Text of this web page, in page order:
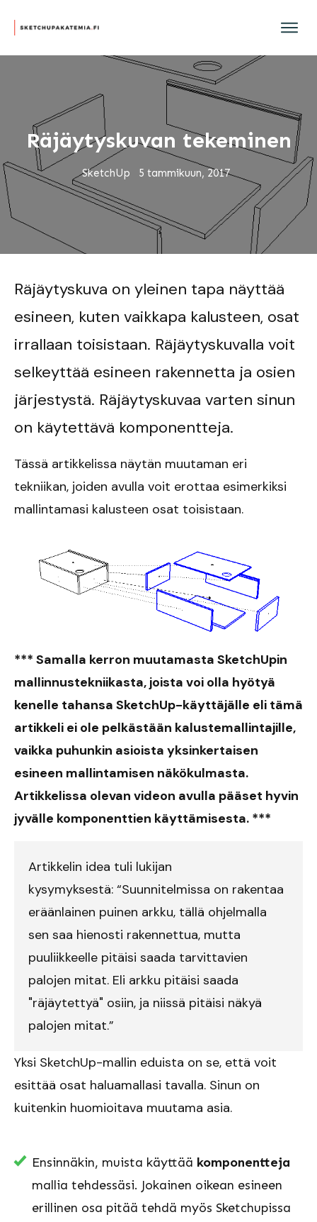
Räjäytyskuvan tekeminen
SketchUp 5 tammikuun, 2017
Räjäytyskuva on yleinen tapa näyttää
esineen, kuten vaikkapa kalusteen, osat
irrallaan toisistaan. Räjäytyskuvalla voit
selkeyttää esineen rakennetta ja osien
järjestystä. Räjäytyskuvaa varten sinun
on käytettävä komponentteja.
Tässä artikkelissa näytän muutaman eri
tekniikan, joiden avulla voit erottaa esimerkiksi
mallintamasi kalusteen osat toisistaan.
*** Samalla kerron muutamasta SketchUpin
mallinnustekniikasta, joista voi olla hyötyä
kenelle tahansa SketchUp-käyttäjälle eli tämä
artikkeli ei ole pelkästään kalustemallintajille,
vaikka puhunkin asioista yksinkertaisen
esineen mallintamisen näkökulmasta.
Artikkelissa olevan videon avulla pääset hyvin
jyvälle komponenttien käyttämisesta. ***
Artikkelin idea tuli lukijan
kysymyksestä: “Suunnitelmissa on rakentaa
eräänlainen puinen arkku, tällä ohjelmalla
sen saa hienosti rakennettua, mutta
puuliikkeelle pitäisi saada tarvittavien
palojen mitat. Eli arkku pitäisi saada
"räjäytettyä" osiin, ja niissä pitäisi näkyä
palojen mitat.”
Yksi SketchUp-mallin eduista on se, että voit
esittää osat haluamallasi tavalla. Sinun on
kuitenkin huomioitava muutama asia.
Ensinnäkin, muista käyttää komponentteja
mallia tehdessäsi. Jokainen oikean esineen
erillinen osa pitää tehdä myös Sketchupissa